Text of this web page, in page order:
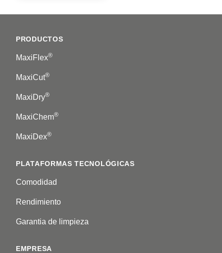
PRODUCTOS
MaxiFlex®
MaxiCut®
MaxiDry®
MaxiChem®
MaxiDex®
PLATAFORMAS TECNOLÓGICAS
Comodidad
Rendimiento
Garantia de limpieza
EMPRESA